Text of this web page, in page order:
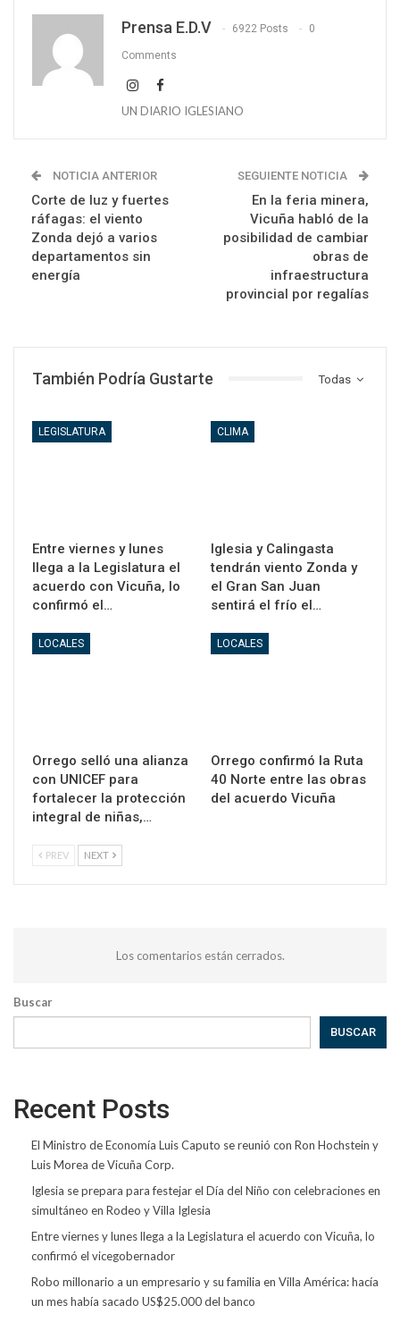
Prensa E.D.V 6922 Posts 0
Comments
UN DIARIO IGLESIANO
NOTICIA ANTERIOR
Corte de luz y fuertes
ráfagas: el viento
Zonda dejó a varios
departamentos sin
energía
SEGUIENTE NOTICIA
En la feria minera,
Vicuña habló de la
posibilidad de cambiar
obras de
infraestructura
provincial por regalías
Todas
También Podría Gustarte
LEGISLATURA
Entre viernes y lunes
llega a la Legislatura el
acuerdo con Vicuña, lo
confirmó el…
CLIMA
Iglesia y Calingasta
tendrán viento Zonda y
el Gran San Juan
sentirá el frío el…
LOCALES
Orrego selló una alianza
con UNICEF para
fortalecer la protección
integral de niñas,…
LOCALES
Orrego confirmó la Ruta
40 Norte entre las obras
del acuerdo Vicuña
PREV NEXT
Los comentarios están cerrados.
Buscar
BUSCAR
Recent Posts
El Ministro de Economía Luis Caputo se reunió con Ron Hochstein y
Luis Morea de Vicuña Corp.
Iglesia se prepara para festejar el Día del Niño con celebraciones en
simultáneo en Rodeo y Villa Iglesia
Entre viernes y lunes llega a la Legislatura el acuerdo con Vicuña, lo
confirmó el vicegobernador
Robo millonario a un empresario y su familia en Villa América: hacía
un mes había sacado US$25.000 del banco